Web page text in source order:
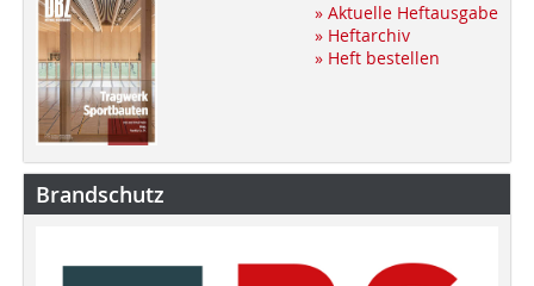
» Aktuelle Heftausgabe
» Heftarchiv
» Heft bestellen
Brandschutz